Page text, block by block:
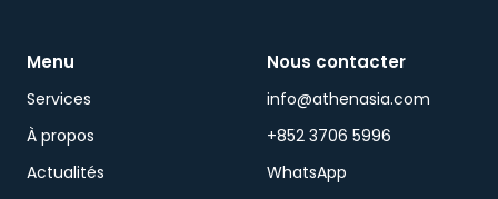
Menu
Services
À propos
Actualités
Nous contacter
info@athenasia.com
+852 3706 5996
WhatsApp